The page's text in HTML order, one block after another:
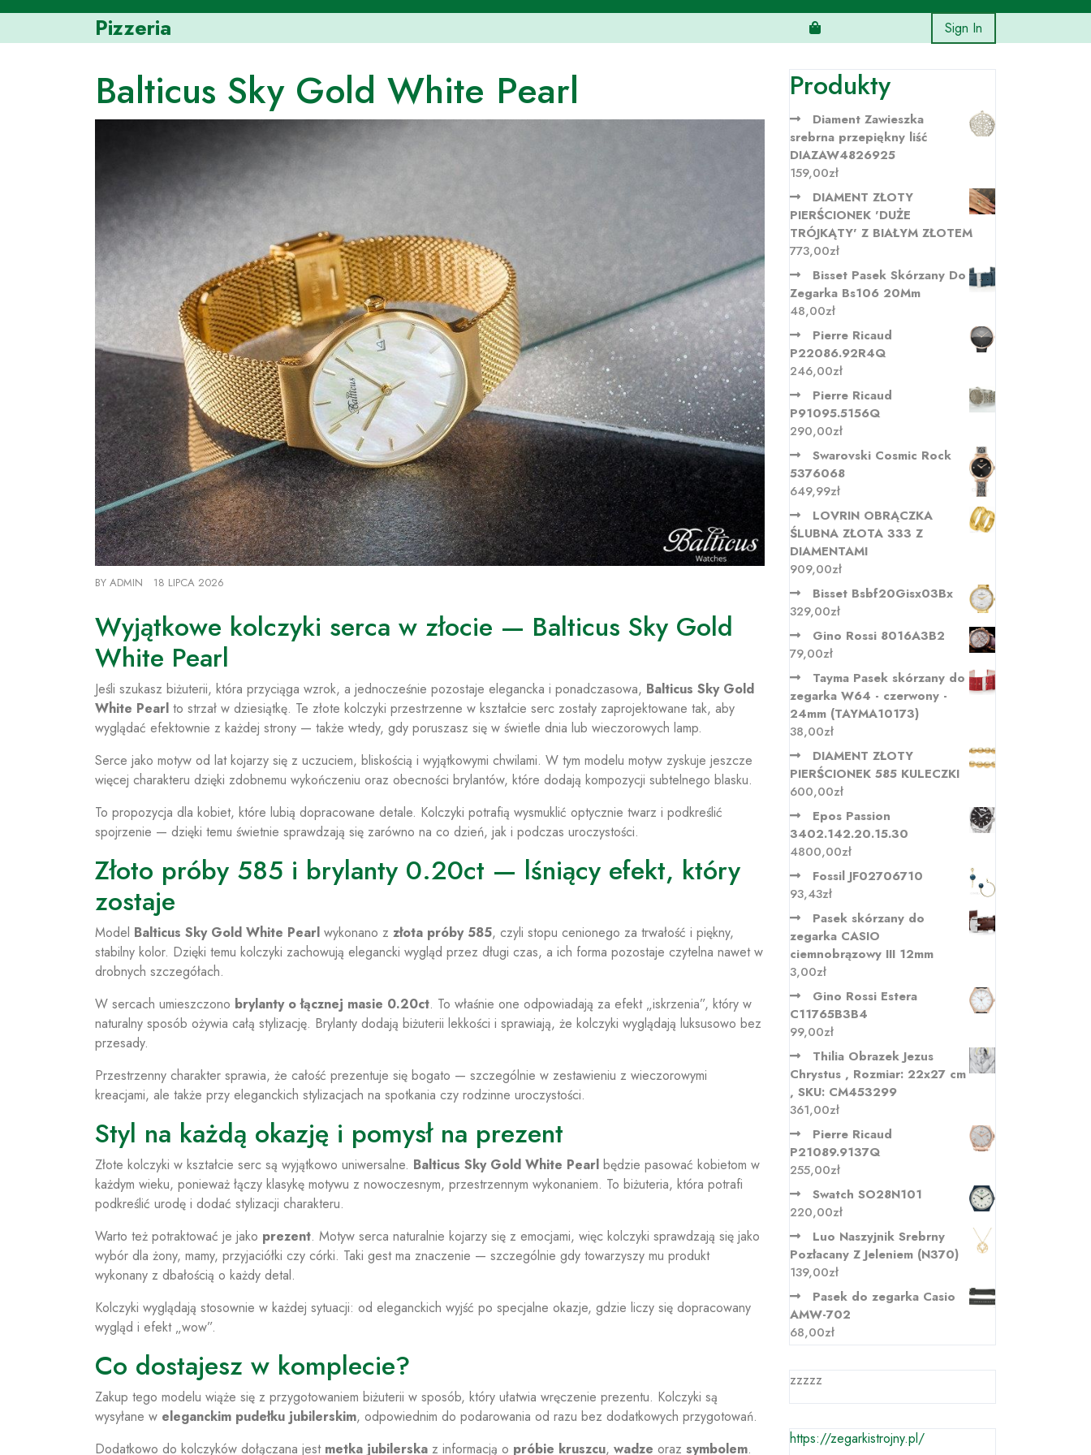
Skip
content
Pizzeria Sign In
Balticus Sky Gold White Pearl
BY ADMIN 18 LIPCA 2026
Wyjątkowe kolczyki serca w złocie — Balticus Sky Gold
White Pearl
Jeśli szukasz biżuterii, która przyciąga wzrok, a jednocześnie pozostaje elegancka i ponadczasowa, Balticus Sky Gold
White Pearl to strzał w dziesiątkę. Te złote kolczyki przestrzenne w kształcie serc zostały zaprojektowane tak, aby
wyglądać efektownie z każdej strony — także wtedy, gdy poruszasz się w świetle dnia lub wieczorowych lamp.
Serce jako motyw od lat kojarzy się z uczuciem, bliskością i wyjątkowymi chwilami. W tym modelu motyw zyskuje jeszcze
więcej charakteru dzięki zdobnemu wykończeniu oraz obecności brylantów, które dodają kompozycji subtelnego blasku.
To propozycja dla kobiet, które lubią dopracowane detale. Kolczyki potrafią wysmuklić optycznie twarz i podkreślić
spojrzenie — dzięki temu świetnie sprawdzają się zarówno na co dzień, jak i podczas uroczystości.
Złoto próby 585 i brylanty 0.20ct — lśniący efekt, który
zostaje
Model Balticus Sky Gold White Pearl wykonano z złota próby 585, czyli stopu cenionego za trwałość i piękny,
stabilny kolor. Dzięki temu kolczyki zachowują elegancki wygląd przez długi czas, a ich forma pozostaje czytelna nawet w
drobnych szczegółach.
W sercach umieszczono brylanty o łącznej masie 0.20ct. To właśnie one odpowiadają za efekt „iskrzenia”, który w
naturalny sposób ożywia całą stylizację. Brylanty dodają biżuterii lekkości i sprawiają, że kolczyki wyglądają luksusowo bez
przesady.
Przestrzenny charakter sprawia, że całość prezentuje się bogato — szczególnie w zestawieniu z wieczorowymi
kreacjami, ale także przy eleganckich stylizacjach na spotkania czy rodzinne uroczystości.
Styl na każdą okazję i pomysł na prezent
Złote kolczyki w kształcie serc są wyjątkowo uniwersalne. Balticus Sky Gold White Pearl będzie pasować kobietom w
każdym wieku, ponieważ łączy klasykę motywu z nowoczesnym, przestrzennym wykonaniem. To biżuteria, która potrafi
podkreślić urodę i dodać stylizacji charakteru.
Warto też potraktować je jako prezent. Motyw serca naturalnie kojarzy się z emocjami, więc kolczyki sprawdzają się jako
wybór dla żony, mamy, przyjaciółki czy córki. Taki gest ma znaczenie — szczególnie gdy towarzyszy mu produkt
wykonany z dbałością o każdy detal.
Kolczyki wyglądają stosownie w każdej sytuacji: od eleganckich wyjść po specjalne okazje, gdzie liczy się dopracowany
wygląd i efekt „wow”.
Co dostajesz w komplecie?
Zakup tego modelu wiąże się z przygotowaniem biżuterii w sposób, który ułatwia wręczenie prezentu. Kolczyki są
wysyłane w eleganckim pudełku jubilerskim, odpowiednim do podarowania od razu bez dodatkowych przygotowań.
Dodatkowo do kolczyków dołączana jest metka jubilerska z informacją o próbie kruszcu, wadze oraz symbolem.
Produkty
Diament Zawieszka
srebrna przepiękny liść
DIAZAW4826925
159,00zł
DIAMENT ZŁOTY
PIERŚCIONEK 'DUŻE
TRÓJKĄTY' Z BIAŁYM ZŁOTEM
773,00zł
Bisset Pasek Skórzany Do
Zegarka Bs106 20Mm
48,00zł
Pierre Ricaud
P22086.92R4Q
246,00zł
Pierre Ricaud
P91095.5156Q
290,00zł
Swarovski Cosmic Rock
5376068
649,99zł
LOVRIN OBRĄCZKA
ŚLUBNA ZŁOTA 333 Z
DIAMENTAMI
909,00zł
Bisset Bsbf20Gisx03Bx
329,00zł
Gino Rossi 8016A3B2
79,00zł
Tayma Pasek skórzany do
zegarka W64 - czerwony -
24mm (TAYMA10173)
38,00zł
DIAMENT ZŁOTY
PIERŚCIONEK 585 KULECZKI
600,00zł
Epos Passion
3402.142.20.15.30
4800,00zł
Fossil JF02706710
93,43zł
Pasek skórzany do
zegarka CASIO
ciemnobrązowy III 12mm
3,00zł
Gino Rossi Estera
C11765B3B4
99,00zł
Thilia Obrazek Jezus
Chrystus , Rozmiar: 22x27 cm
, SKU: CM453299
361,00zł
Pierre Ricaud
P21089.9137Q
255,00zł
Swatch SO28N101
220,00zł
Luo Naszyjnik Srebrny
Pozłacany Z Jeleniem (N370)
139,00zł
Pasek do zegarka Casio
AMW-702
68,00zł
zzzzz
https://zegarkistrojny.pl/